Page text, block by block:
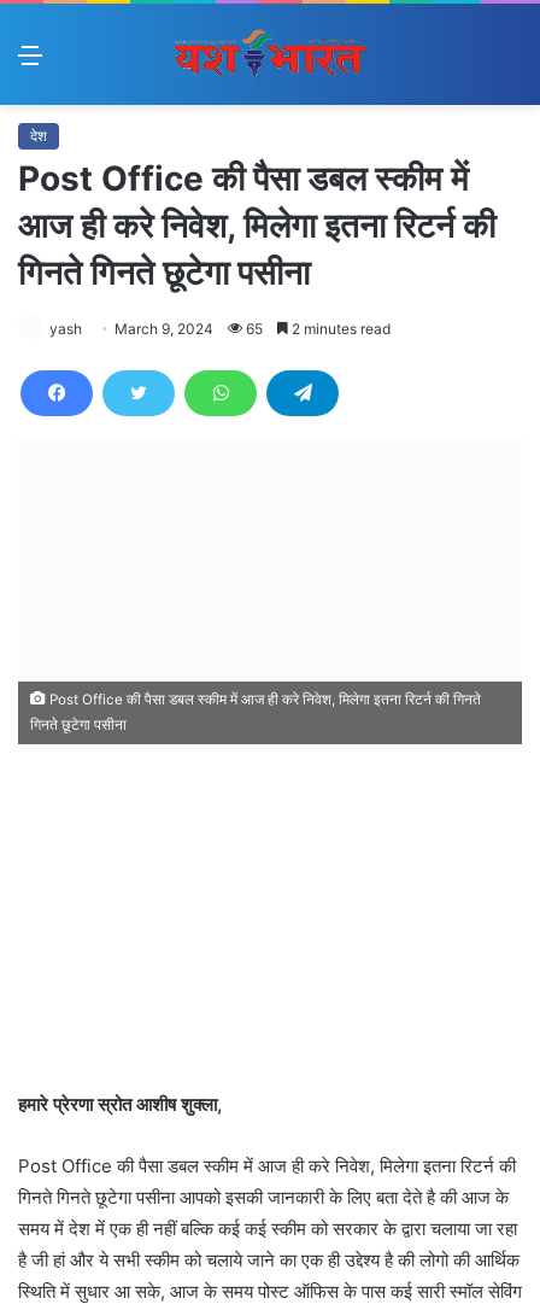
Menu
देश
Post Office की पैसा डबल स्कीम में
आज ही करे निवेश, मिलेगा इतना रिटर्न की
गिनते गिनते छूटेगा पसीना
yash March 9, 2024 65 2 minutes read
Post Office की पैसा डबल स्कीम में आज ही करे निवेश, मिलेगा इतना रिटर्न की गिनते
गिनते छूटेगा पसीना
हमारे प्रेरणा स्रोत आशीष शुक्ला,
Post Office की पैसा डबल स्कीम में आज ही करे निवेश, मिलेगा इतना रिटर्न की
गिनते गिनते छूटेगा पसीना आपको इसकी जानकारी के लिए बता देते है की आज के
समय में देश में एक ही नहीं बल्कि कई कई स्कीम को सरकार के द्वारा चलाया जा रहा
है जी हां और ये सभी स्कीम को चलाये जाने का एक ही उद्देश्य है की लोगो की आर्थिक
स्थिति में सुधार आ सके, आज के समय पोस्ट ऑफिस के पास कई सारी स्मॉल सेविंग